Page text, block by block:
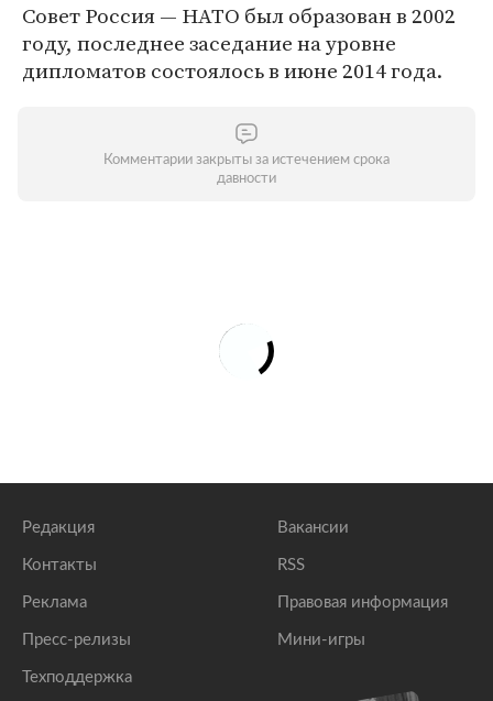
Совет Россия — НАТО был образован в 2002
году, последнее заседание на уровне
дипломатов состоялось в июне 2014 года.
Комментарии закрыты за истечением срока
давности
Редакция
Контакты
Реклама
Пресс-релизы
Техподдержка
Вакансии
RSS
Правовая информация
Мини-игры